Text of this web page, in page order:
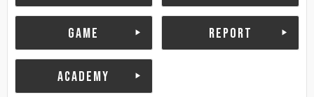
GAME REPORT
ACADEMY